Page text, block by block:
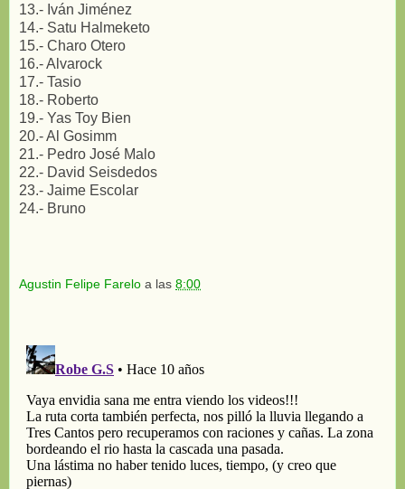
13.- Iván Jiménez
14.- Satu Halmeketo
15.- Charo Otero
16.- Alvarock
17.- Tasio
18.- Roberto
19.- Yas Toy Bien
20.- Al Gosimm
21.- Pedro José Malo
22.- David Seisdedos
23.- Jaime Escolar
24.- Bruno
Agustin Felipe Farelo a las 8:00